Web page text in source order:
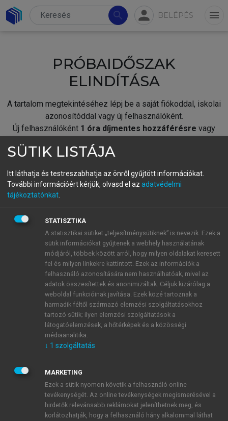
search person BELÉPÉS menu
PRÓBAIDŐSZAK
ELINDÍTÁSA
A tartalom megtekintéséhez lépj be a saját fiókoddal, iskolai
azonosítóddal vagy új felhasználóként.
Új felhasználóként 1 óra díjmentes hozzáférésre vagy
fiókoddal,vagy hozz létre új fiókot.
A regisztráció után apróbaidőszakautomatikusan
BELÉPÉS SAJÁT FIÓKKAL
ÚJ FIÓK LÉTREHOZÁSA
1 óra díjmentes hozzáférés
E-MAIL-CÍM
JELSZÓ
JELSZÓ ÚJRA
SÜTIK LISTÁJA
Itt láthatja és testreszabhatja az önről gyűjtött információkat.
További információért kérjük, olvasd el az adatvédelmi
tájékoztatónkat
STATISZTIKA
A statisztikai sütiket „teljesítménysütiknek” is nevezik. Ezek a
sütik információkat gyűjtenek a webhely használatának
módjáról, többek között arról, hogy milyen oldalakat keresett
fel és milyen linkekre kattintott. Ezek az információk a
felhasználó azonosítására nem használhatóak, mivel az
adatok összesítettek és anonimizáltak. Céljuk kizárólag a
weboldal funkcióinak javítása. Ezek közé tartoznak a
harmadik féltől származó elemzési szolgáltatásokhoz
tartozó sütik; ilyen elemzési szolgáltatások a
látogatóelemzések, a hőtérképek és a közösségi
médiaanalitika.
↓ 1 szolgáltatás
MARKETING
Ezek a sütik nyomon követik a felhasználó online
tevékenységét. Az online tevékenységek megismerésével a
hirdetők relevánsabb reklámokat jeleníthetnek meg, és
korlátozhatják, hogy a felhasználó hány alkalommal láthat